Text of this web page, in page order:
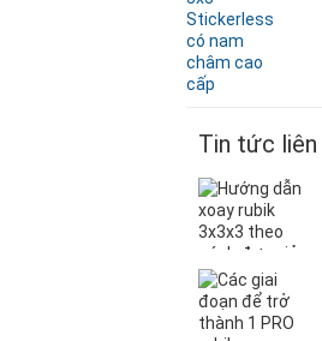
Tin tức liên